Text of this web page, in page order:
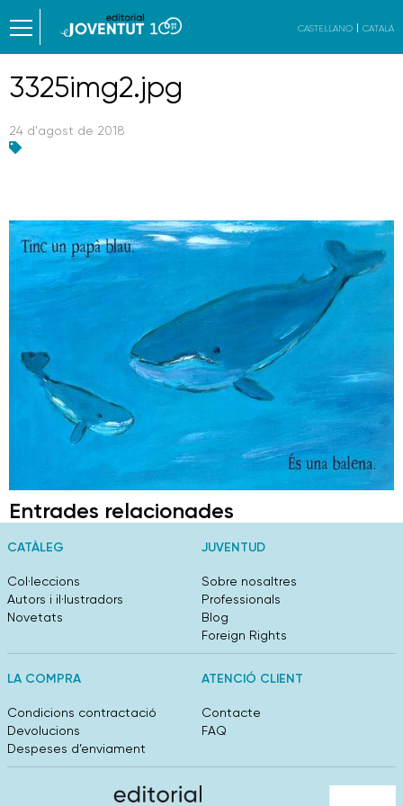
CASTELLANO CATALÀ
3325img2.jpg
24 d'agost de 2018
Entrades relacionades
CATÀLEG
Col·leccions
Autors i il·lustradors
Novetats
JUVENTUD
Sobre nosaltres
Professionals
Blog
Foreign Rights
LA COMPRA
Condicions contractació
Devolucions
Despeses d’enviament
ATENCIÓ CLIENT
Contacte
FAQ